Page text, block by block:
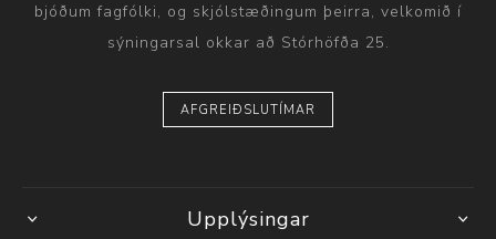
bjóðum fagfólki, og skjólstæðingum þeirra, velkomið í
sýningarsal okkar að Stórhöfða 25.
AFGREIÐSLUTÍMAR
Upplýsingar